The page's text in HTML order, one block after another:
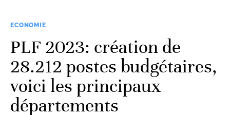
ECONOMIE
PLF 2023: création de
28.212 postes budgétaires,
voici les principaux
départements